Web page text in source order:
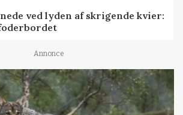
ved lyden af skrigende kvier:
Annonce